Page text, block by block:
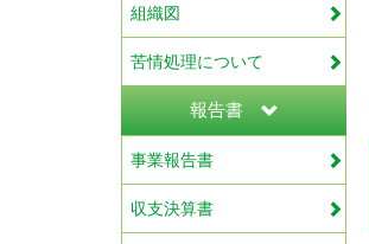
組織図
苦情処理について
報告書
事業報告書
収支決算書